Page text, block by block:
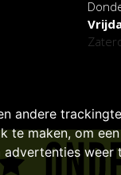
andere
te maken,om
advertenties weer